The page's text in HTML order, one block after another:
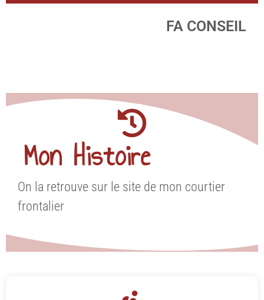
FA CONSEIL
Mon Histoire
On la retrouve sur le site de mon courtier
frontalier